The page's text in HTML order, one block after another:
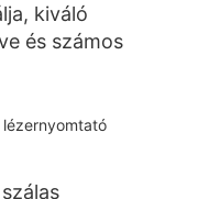
kiváló
és számos